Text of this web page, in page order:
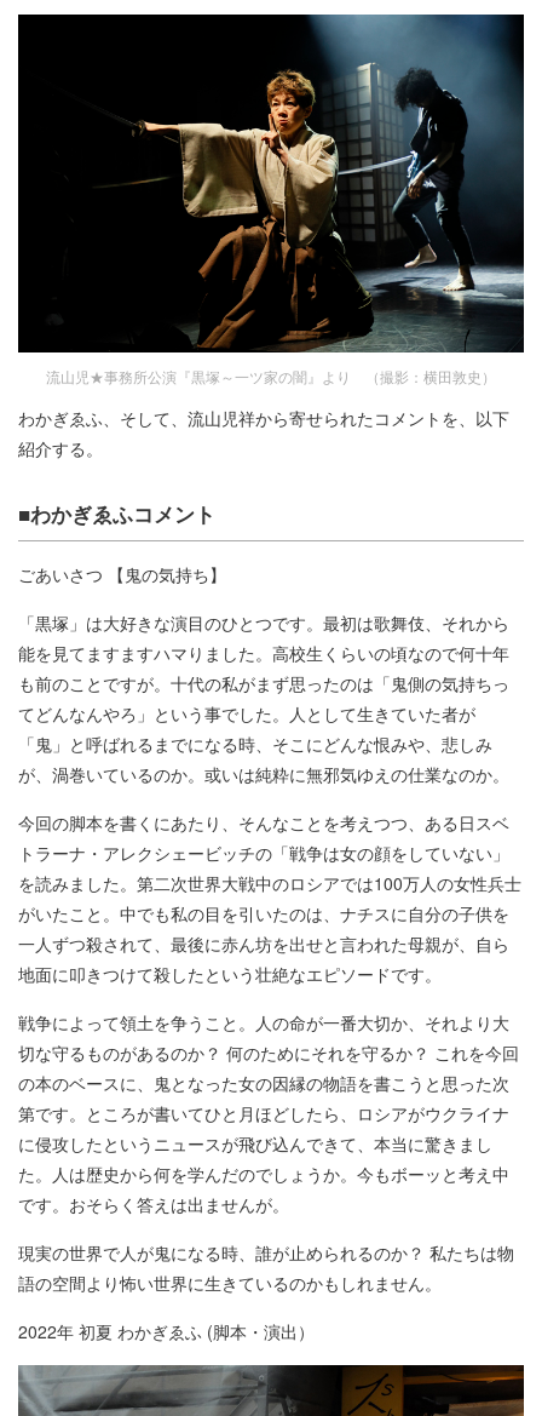
流山児★事務所公演『黒塚～一ツ家の闇』より （撮影：横田敦史）
わかぎゑふ、そして、流山児祥から寄せられたコメントを、以下
紹介する。
■わかぎゑふコメント
ごあいさつ 【鬼の気持ち】
「黒塚」は大好きな演目のひとつです。最初は歌舞伎、それから
能を見てますますハマりました。高校生くらいの頃なので何十年
も前のことですが。十代の私がまず思ったのは「鬼側の気持ちっ
てどんなんやろ」という事でした。人として生きていた者が
「鬼」と呼ばれるまでになる時、そこにどんな恨みや、悲しみ
が、渦巻いているのか。或いは純粋に無邪気ゆえの仕業なのか。
今回の脚本を書くにあたり、そんなことを考えつつ、ある日スベ
トラーナ・アレクシェービッチの「戦争は女の顔をしていない」
を読みました。第二次世界大戦中のロシアでは100万人の女性兵士
がいたこと。中でも私の目を引いたのは、ナチスに自分の子供を
一人ずつ殺されて、最後に赤ん坊を出せと言われた母親が、自ら
地面に叩きつけて殺したという壮絶なエピソードです。
戦争によって領土を争うこと。人の命が一番大切か、それより大
切な守るものがあるのか？ 何のためにそれを守るか？ これを今回
の本のベースに、鬼となった女の因縁の物語を書こうと思った次
第です。ところが書いてひと月ほどしたら、ロシアがウクライナ
に侵攻したというニュースが飛び込んできて、本当に驚きまし
た。人は歴史から何を学んだのでしょうか。今もボーッと考え中
です。おそらく答えは出ませんが。
現実の世界で人が鬼になる時、誰が止められるのか？ 私たちは物
語の空間より怖い世界に生きているのかもしれません。
2022年 初夏 わかぎゑふ (脚本・演出）